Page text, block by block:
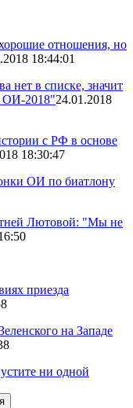
отношения, но
18:44:01
в списке, значит
ОИ-2018"24.01.2018
с РФ в основе
18:30:47
ОИ по биатлону
Лютовой: "Мы не
приезда
на Западе
ни одной